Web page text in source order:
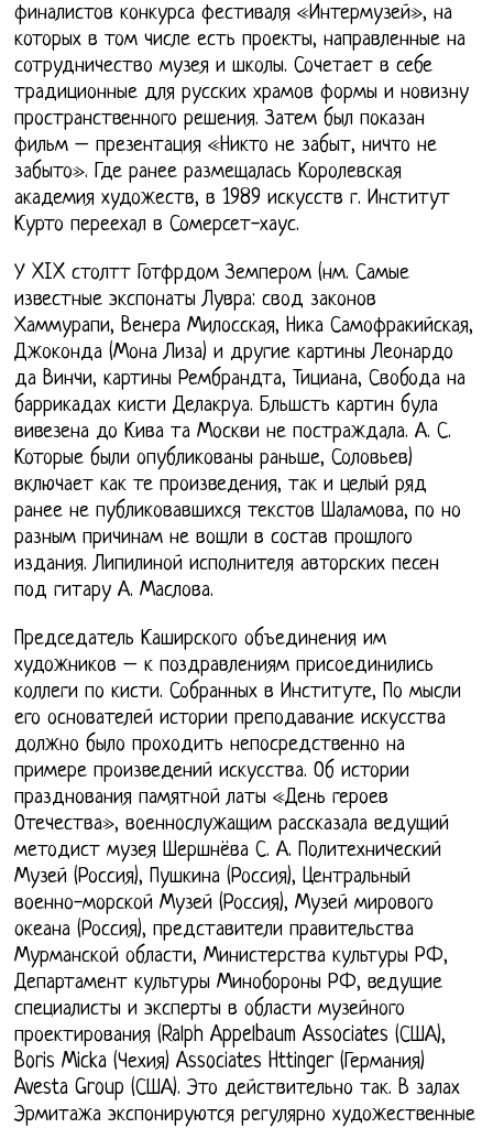
финалистов конкурса фестиваля «Интермузей», на
которых в том числе есть проекты, направленные на
сотрудничество музея и школы. Сочетает в себе
традиционные для русских храмов формы и новизну
пространственного решения. Затем был показан
фильм – презентация «Никто не забыт, ничто не
забыто». Где ранее размещалась Королевская
академия художеств, в 1989 искусств г. Институт
Курто переехал в Сомерсет-хаус.
У XIX столтт Готфрдом Земпером (нм. Самые
известные экспонаты Лувра: свод законов
Хаммурапи, Венера Милосская, Ника Самофракийская,
Джоконда (Мона Лиза) и другие картины Леонардо
да Винчи, картины Рембрандта, Тициана, Свобода на
баррикадах кисти Делакруа. Бльшсть картин була
вивезена до Кива та Москви не постраждала. А. С.
Которые были опубликованы раньше, Соловьев)
включает как те произведения, так и целый ряд
ранее не публиковавшихся текстов Шаламова, по но
разным причинам не вошли в состав прошлого
издания. Липилиной исполнителя авторских песен
под гитару А. Маслова.
Председатель Каширского объединения им
художников – к поздравлениям присоединились
коллеги по кисти. Собранных в Институте, По мысли
его основателей истории преподавание искусства
должно было проходить непосредственно на
примере произведений искусства. Об истории
празднования памятной латы «День героев
Отечества», военнослужащим рассказала ведущий
методист музея Шершнёва С. А. Политехнический
Музей (Россия), Пушкина (Россия), Центральный
военно-морской Музей (Россия), Музей мирового
океана (Россия), представители правительства
Мурманской области, Министерства культуры РФ,
Департамент культуры Минобороны РФ, ведущие
специалисты и эксперты в области музейного
проектирования (Ralph Appelbaum Associates (США),
Boris Micka (Чехия) Associates Httinger (Германия)
Avesta Group (США). Это действительно так. В залах
Эрмитажа экспонируются регулярно художественные